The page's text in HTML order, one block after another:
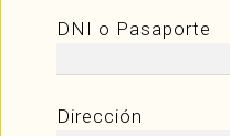
DNI o Pasaporte
Dirección